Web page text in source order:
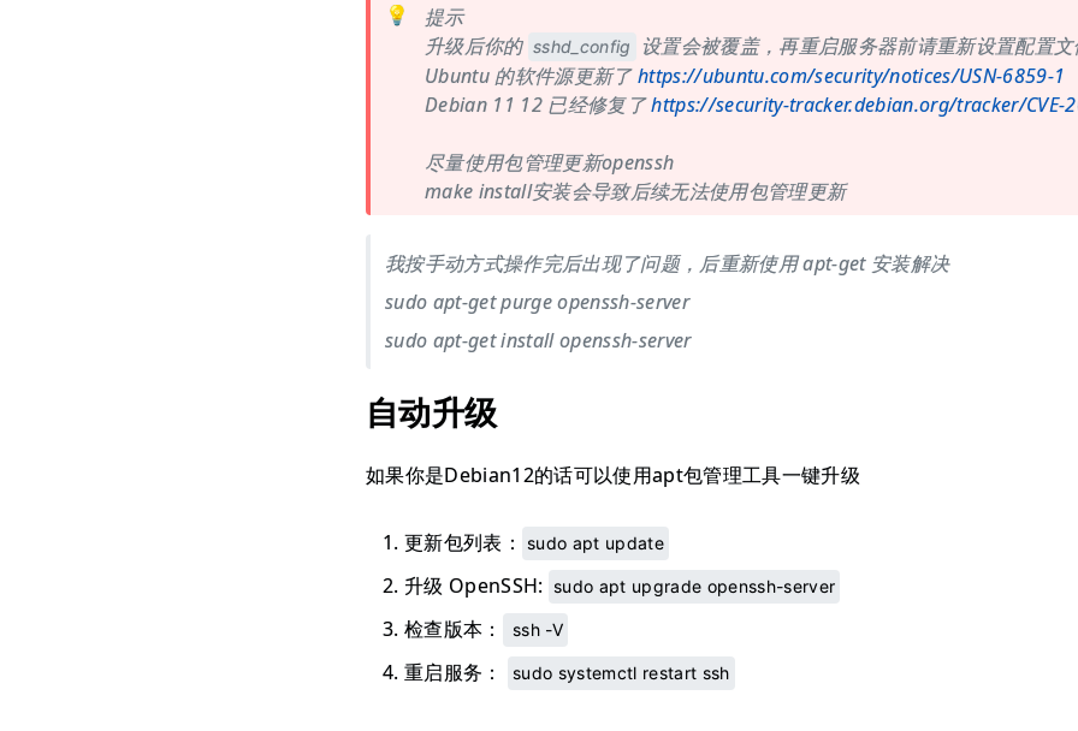
💡
提示
升级后你的 sshd_config
设置会被覆盖，再重启服务器前请重新设置配置文
Ubuntu 的软件源更新了https://ubuntu.com/security/notices/USN-6859-1
Debian 11 12 已经修复了https://security-tracker.debian.org/tracker/CVE-
尽量使用包管理更新openssh
make install安装会导致后续无法使用包管理更新
我按手动方式操作完后出现了问题，后重新使用 apt-get 安装解决
sudo apt-get purge openssh-server
sudo apt-get install openssh-server
自动升级
如果你是Debian12的话可以使用apt包管理工具一键升级
更新包列表： sudo apt update
升级 OpenSSH: sudo apt upgrade openssh-server
检查版本： ssh -V
重启服务： sudo systemctl restart ssh